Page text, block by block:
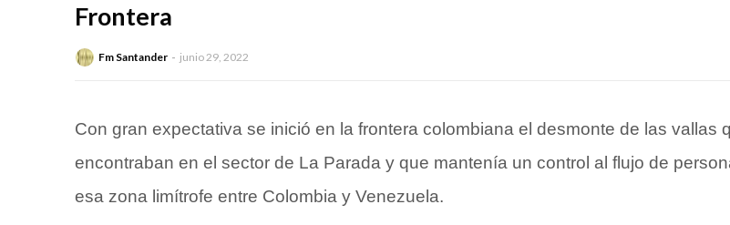
Frontera
Fm Santander junio 29, 2022
Con gran expectativa se inició en la frontera colombiana el desmonte de las vallas
encontraban en el sector de La Parada y que mantenía un control al flujo de
esa zona limítrofe entre Colombia y Venezuela.